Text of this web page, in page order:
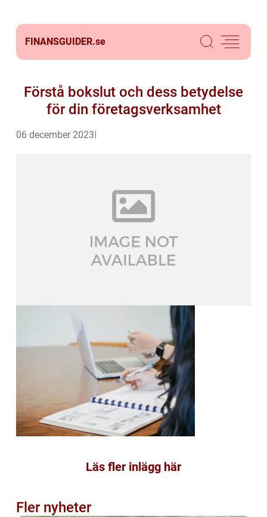
FINANSGUIDER.se
Förstå bokslut och dess betydelse
för din företagsverksamhet
06 december 2023
Läs fler inlägg här
Fler nyheter